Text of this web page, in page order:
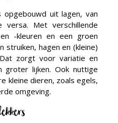
opgebouwd uit lagen, van
Met verschillende
-kleuren en een groen
struiken, hagen en (kleine)
zorgt voor variatie en
lijken. Ook nuttige
kleine dieren, zoals egels,
omgeving.